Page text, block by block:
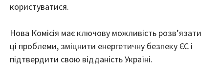
користуватися.
Нова Комісія має ключову можливість розв’язати
ці проблеми, зміцнити енергетичну безпеку ЄС і
підтвердити свою відданість Україні.